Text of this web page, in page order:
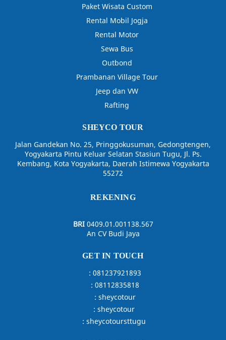
Paket Wisata Custom
Rental Mobil Jogja
Rental Motor
Sewa Bus
Outbond
Prambanan Village Tour
Jeep dan VW
Rafting
SHEYCO TOUR
Jalan Gandekan No. 25, Pringgokusuman, Gedongtengen,
Yogyakarta Pintu Keluar Selatan Stasiun Tugu, Jl. Ps.
Kembang, Kota Yogyakarta, Daerah Istimewa Yogyakarta
55272
REKENING
BRI0409.01.001138.567
An CV Budi Jaya
GET IN TOUCH
: 081237921893
: 08112835818
: sheycotour
: sheycotour
: sheycotoursttugu